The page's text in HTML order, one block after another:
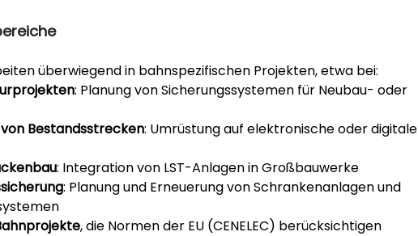
überwiegend in bahnspezifischen Projekten, etwa bei:
: Planung von Sicherungssystemen für Neubau- oder
Bestandsstrecken: Umrüstung auf elektronische oder digitale
: Integration von LST-Anlagen in Großbauwerke
: Planung und Erneuerung von Schrankenanlagen und
, die Normen der EU (CENELEC) berücksichtigen